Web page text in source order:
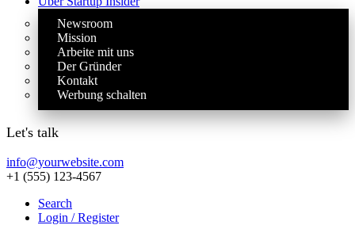
Newsroom
Mission
Arbeite mit uns
Der Gründer
Kontakt
Werbung schalten
Let's talk
info@yourwebsite.com
+1 (555) 123-4567
Search
Login / Register